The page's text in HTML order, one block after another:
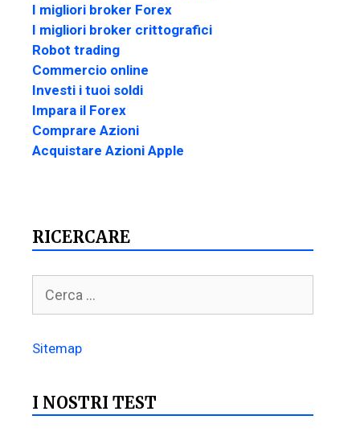
I migliori broker Forex
I migliori broker crittografici
Robot trading
Commercio online
Investi i tuoi soldi
Impara il Forex
Comprare Azioni
Acquistare Azioni Apple
RICERCARE
Sitemap
I NOSTRI TEST